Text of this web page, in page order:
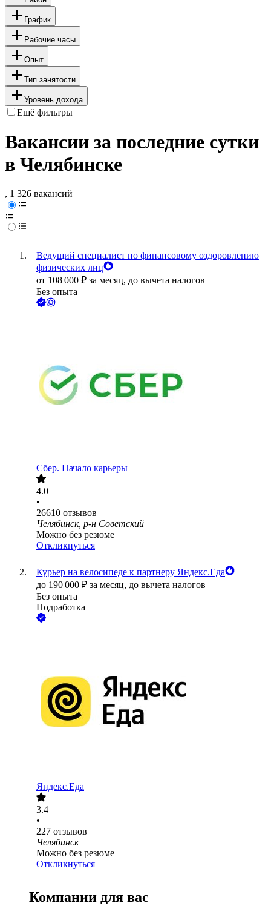
График
Рабочие часы
Опыт
Тип занятости
Уровень дохода
Ещё фильтры
Вакансии за последние сутки
в Челябинске
, 1 326 вакансий
Ведущий специалист по финансовому оздоровлению
физических лиц
от 108 000 ₽ за месяц, до вычета налогов
Без опыта
Сбер. Начало карьеры
4.0
•
26610 отзывов
Челябинск, р-н Советский
Можно без резюме
Откликнуться
Курьер на велосипеде к партнеру Яндекс.Еда
до 190 000 ₽ за месяц, до вычета налогов
Без опыта
Подработка
Яндекс.Еда
3.4
•
227 отзывов
Челябинск
Можно без резюме
Откликнуться
Компании для вас